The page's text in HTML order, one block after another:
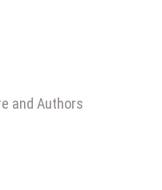
and Authors